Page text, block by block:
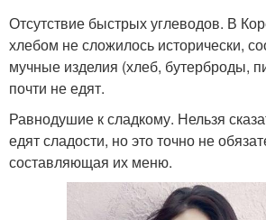
Отсутствие быстрых углеводов. В
хлебом не сложилось исторически,
мучные изделия (хлеб, бутерброды,
почти не едят.
Равнодушие к сладкому. Нельзя
едят сладости, но это точно не
составляющая их меню.